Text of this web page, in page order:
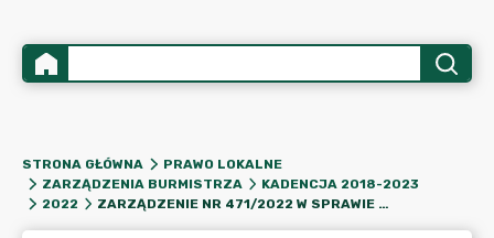
STRONA GŁÓWNA
PRAWO LOKALNE
ZARZĄDZENIA BURMISTRZA
KADENCJA 2018-2023
2022
ZARZĄDZENIE NR 471/2022 W SPRAWIE POWOŁANIA KOMISJI PRZETARGOWEJ DO PRZEPROWADZENIA PIERWSZYCH PRZETARGÓW USTNYCH NIEOGRANICZONYCH NA ODDANIE W DZIERŻAWĘ NIERUCHOMOŚCI ROLNEJ ORAZ NIERUCHOMOŚCI GRUNTOWEJ PRZEZNACZONEJ NA OGRÓDEK UPRAWNY, STANOWIĄCY WŁASNOŚĆ GMINY I MIASTA KRAJENKA